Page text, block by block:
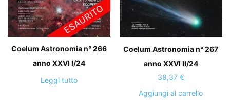
Coelum Astronomia n° 266
anno XXVI I/24
Leggi tutto
Coelum Astronomia n° 267
anno XXVI II/24
38,37 €
Aggiungi al carrello